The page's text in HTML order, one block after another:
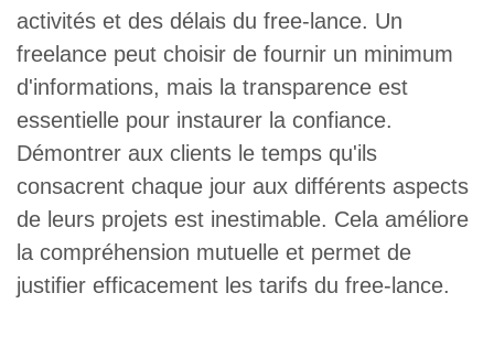
activités et des délais du free-lance. Un
freelance peut choisir de fournir un minimum
d'informations, mais la transparence est
essentielle pour instaurer la confiance.
Démontrer aux clients le temps qu'ils
consacrent chaque jour aux différents aspects
de leurs projets est inestimable. Cela améliore
la compréhension mutuelle et permet de
justifier efficacement les tarifs du free-lance.